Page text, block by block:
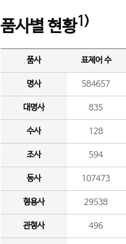
품사별 현황1)
품사 표제어 수
명사 584657
대명사 835
수사 128
조사 594
동사 107473
형용사 29538
관형사 496